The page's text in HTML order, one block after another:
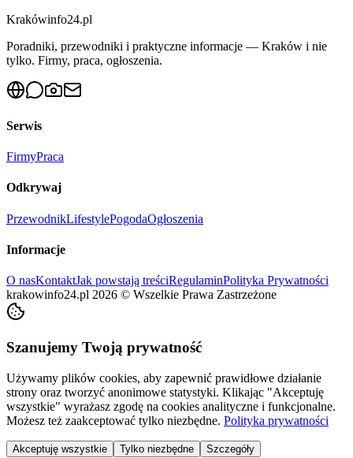
Krakówinfo24.pl
Poradniki, przewodniki i praktyczne informacje — Kraków i nie
tylko. Firmy, praca, ogłoszenia.
Serwis
FirmyPraca
Odkrywaj
PrzewodnikLifestylePogodaOgłoszenia
Informacje
O nasKontaktJak powstają treściRegulaminPolityka Prywatności
krakowinfo24.pl 2026 © Wszelkie Prawa Zastrzeżone
Szanujemy Twoją prywatność
Używamy plików cookies, aby zapewnić prawidłowe działanie
strony oraz tworzyć anonimowe statystyki. Klikając "Akceptuję
wszystkie" wyrażasz zgodę na cookies analityczne i funkcjonalne.
Możesz też zaakceptować tylko niezbędne. Polityka prywatności
Akceptuję wszystkie Tylko niezbędne Szczegóły